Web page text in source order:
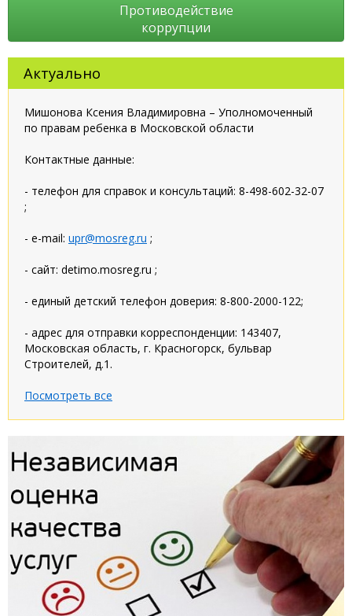
Противодействие
коррупции
Актуально
Мишонова Ксения Владимировна – Уполномоченный
по правам ребенка в Московской области
Контактные данные:
- телефон для справок и консультаций: 8-498-602-32-07
;
- e-mail: upr@mosreg.ru ;
- сайт: detimo.mosreg.ru ;
- единый детский телефон доверия: 8-800-2000-122;
- адрес для отправки корреспонденции: 143407,
Московская область, г. Красногорск, бульвар
Строителей, д.1.
Посмотреть все